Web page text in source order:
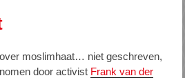
moslimhaat… niet geschreven,
door activist Frank van der